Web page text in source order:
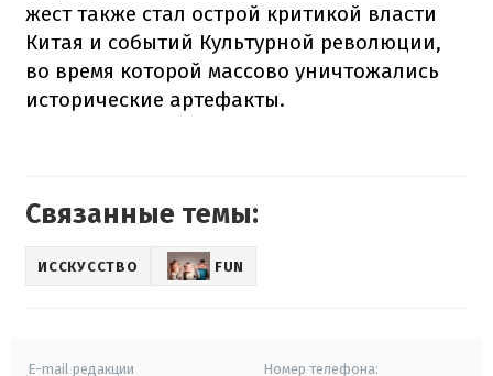
жест также стал острой критикой власти
Китая и событий Культурной революции,
во время которой массово уничтожались
исторические артефакты.
Связанные темы:
ИССКУССТВО FUN
E-mail редакции Номер телефона: